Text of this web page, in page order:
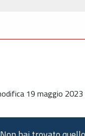
19 maggio 2023